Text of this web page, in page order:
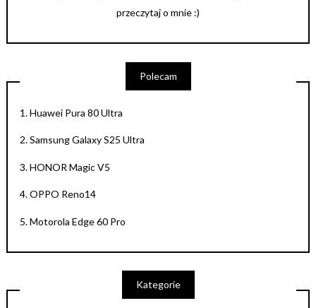
przeczytaj o mnie :)
Polecam
1.Huawei Pura 80 Ultra
2.Samsung Galaxy S25 Ultra
3.HONOR Magic V5
4.OPPO Reno14
5.Motorola Edge 60 Pro
Kategorie